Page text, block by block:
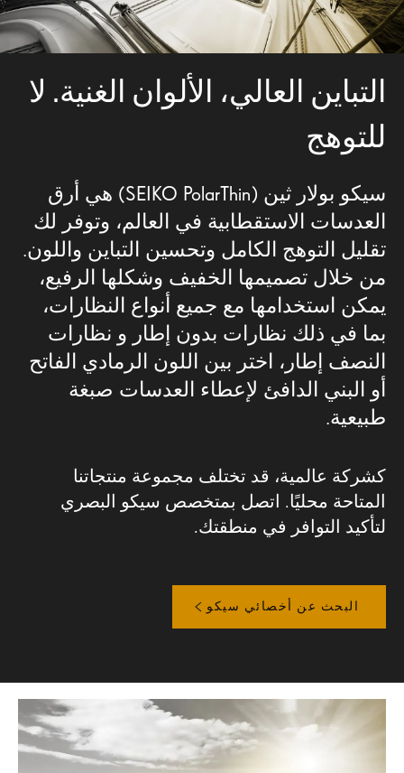
التباين العالي، الألوان الغنية. لا
للتوهج
سيكو بولار ثين (SEIKO PolarThin) هي أرق
العدسات الاستقطابية في العالم، وتوفر لك
تقليل التوهج الكامل وتحسين التباين واللون.
من خلال تصميمها الخفيف وشكلها الرفيع،
يمكن استخدامها مع جميع أنواع النظارات،
بما في ذلك نظارات بدون إطار و نظارات
النصف إطار، اختر بين اللون الرمادي الفاتح
أو البني الدافئ لإعطاء العدسات صبغة
طبيعية.
كشركة عالمية، قد تختلف مجموعة منتجاتنا
المتاحة محليًا. اتصل بمتخصص سيكو البصري
لتأكيد التوافر في منطقتك.
البحث عن أخصائي سيكو